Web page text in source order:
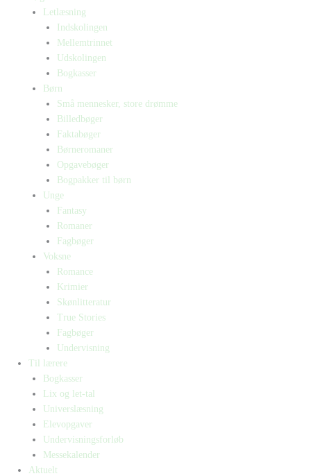
Letlæsning
Indskolingen
Mellemtrinnet
Udskolingen
Bogkasser
Børn
Små mennesker, store drømme
Billedbøger
Faktabøger
Børneromaner
Opgavebøger
Bogpakker til børn
Unge
Fantasy
Romaner
Fagbøger
Voksne
Romance
Krimier
Skønlitteratur
True Stories
Fagbøger
Undervisning
Til lærere
Bogkasser
Lix og let-tal
Universlæsning
Elevopgaver
Undervisningsforløb
Messekalender
Aktuelt